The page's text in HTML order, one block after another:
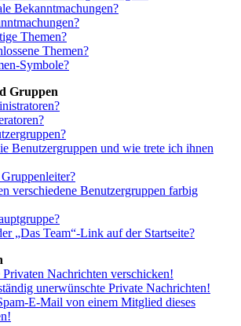
Bekanntmachungen?
Themen?
Themen?
Symbole?
Gruppen
Benutzergruppen und wie trete ich ihnen
verschiedene Benutzergruppen farbig
„Das Team“-Link auf der Startseite?
Nachrichten verschicken!
unerwünschte Private Nachrichten!
E-Mail von einem Mitglied dieses